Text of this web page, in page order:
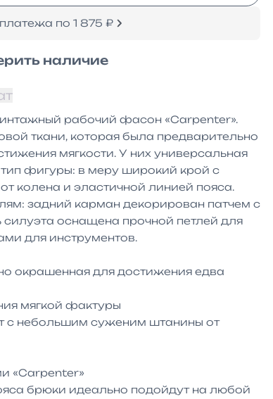
по 1 875 ₽
наличие
рабочий фасон «Carpenter».
ткани, которая была предварительно
мягкости. У них универсальная
фигуры: в меру широкий крой с
колена и эластичной линией пояса.
задний карман декорирован патчем с
оснащена прочной петлей для
для инструментов.
окрашенная для достижения едва
мягкой фактуры
с небольшим суженим штанины от
«Carpenter»
брюки идеально подойдут на любой